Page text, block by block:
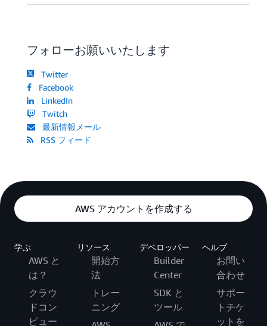
フォローお願いいたします
Twitter
Facebook
LinkedIn
Twitch
最新情報メール
RSS フィード
AWS アカウントを作成する
学ぶ
AWS と
は？
クラウ
ドコン
ピュー
リソース
開始方
法
トレー
ニング
デベロッパー
Builder
Center
SDK と
ツール
ヘルプ
お問い
合わせ
サポー
トチケ
ットを